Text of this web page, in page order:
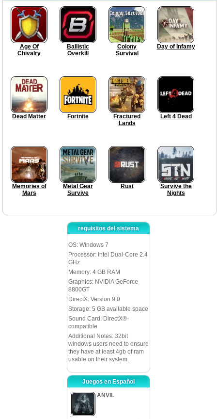
Age Of
Chivalry
Ballistic
Overkill
Colony
Survival
Day of Infamy
Dead Matter Fortnite
Fractured
Lands
Left 4 Dead
Memories of
Mars
Metal Gear
Survive
Rust
Survive the
Nights
requisitos del sistema
OS: Windows 7
Processor: Intel Dual-Core 2.4
GHz
Memory: 4 GB RAM
Graphics: NVIDIA GeForce
8800GT
DirectX: Version 9.0
Storage: 5 GB available space
Sound Card: DirectX®-
compatible
Additional Notes: 32bit
windows users need to ensure
they have at least 4gb of ram
usable on their system.
Juegos en Español
ANVIL